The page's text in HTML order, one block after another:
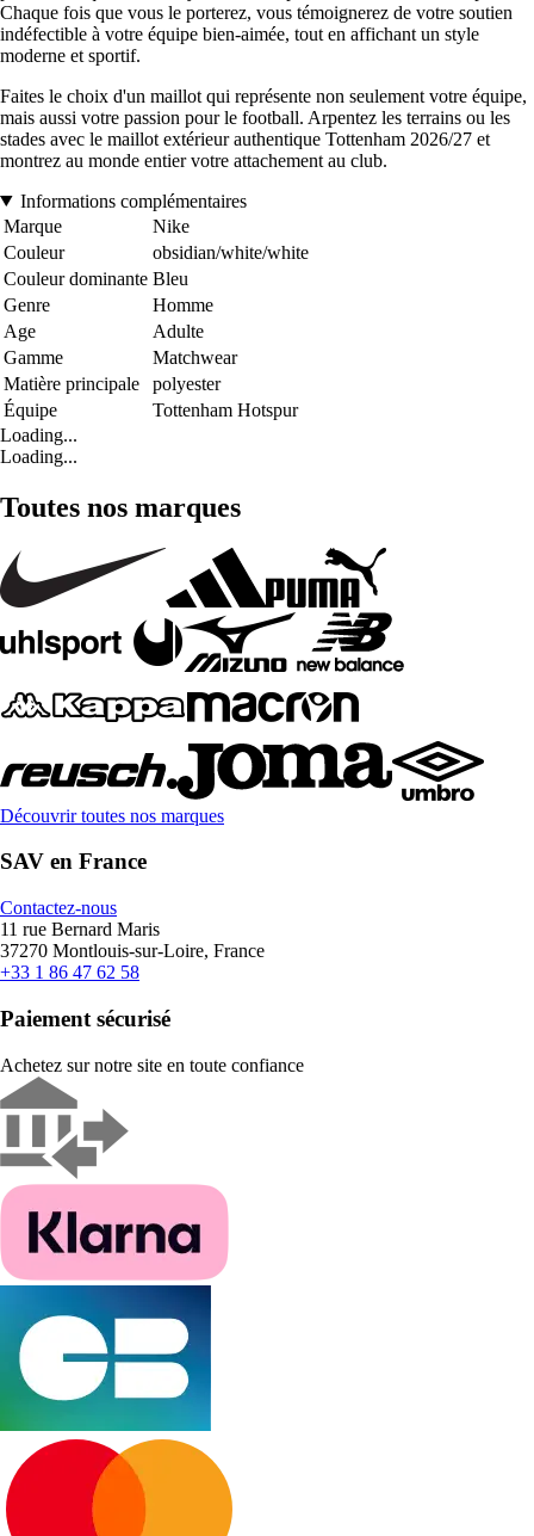
Chaque fois que vous le porterez, vous témoignerez de votre soutien
indéfectible à votre équipe bien-aimée, tout en affichant un style
moderne et sportif.
Faites le choix d'un maillot qui représente non seulement votre équipe,
mais aussi votre passion pour le football. Arpentez les terrains ou les
stades avec le maillot extérieur authentique Tottenham 2026/27 et
montrez au monde entier votre attachement au club.
Informations complémentaires
Marque
Nike
Couleur
obsidian/white/white
Couleur dominante Bleu
Genre
Homme
Age
Adulte
Gamme
Matchwear
Matière principale
polyester
Équipe
Tottenham Hotspur
Loading...
Loading...
Toutes nos marques
Découvrir toutes nos marques
SAV en France
Contactez-nous
11 rue Bernard Maris
37270 Montlouis-sur-Loire, France
+33 1 86 47 62 58
Paiement sécurisé
Achetez sur notre site en toute confiance